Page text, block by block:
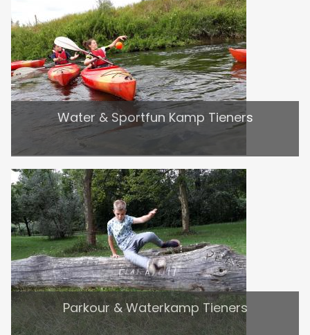
Water & Sportfun Kamp Tieners
Parkour & Waterkamp Tieners